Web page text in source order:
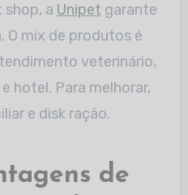
shop, a Unipet garante
O mix de produtos é
veterinário,
hotel. Para melhorar,
e disk ração.
de